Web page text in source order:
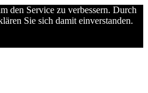
den Service zu verbessern. Durch
Sie sich damit einverstanden.